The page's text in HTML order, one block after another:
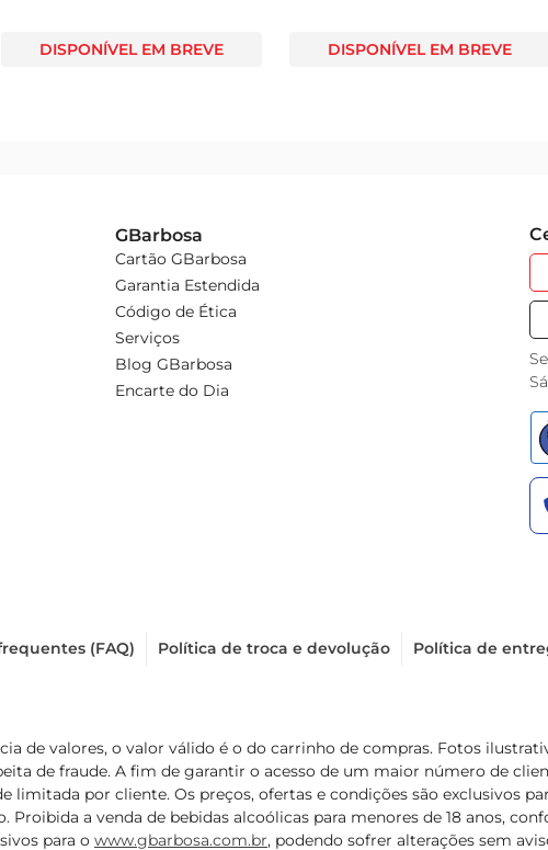
DISPONÍVEL EM BREVE DISPONÍVEL EM BREVE
GBarbosa
Cartão GBarbosa
Garantia Estendida
Código de Ética
Serviços
Blog GBarbosa
Encarte do Dia
(FAQ) Política de troca e devolução Política de
de valores, o valor válido é o do carrinho de compras. Fotos
de fraude. A fim de garantir o acesso de um maior número de
limitada por cliente. Os preços, ofertas e condições são exclusivos
a venda de bebidas alcoólicas para menores de 18 anos,
para o www.gbarbosa.com.br, podendo sofrer alterações sem